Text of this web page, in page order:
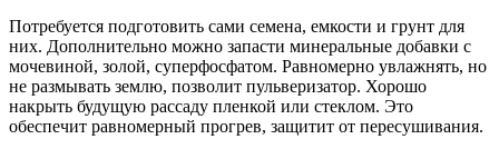
Потребуется подготовить сами семена, емкости и грунт для
них. Дополнительно можно запасти минеральные добавки с
мочевиной, золой, суперфосфатом. Равномерно увлажнять, но
не размывать землю, позволит пульверизатор. Хорошо
накрыть будущую рассаду пленкой или стеклом. Это
обеспечит равномерный прогрев, защитит от пересушивания.